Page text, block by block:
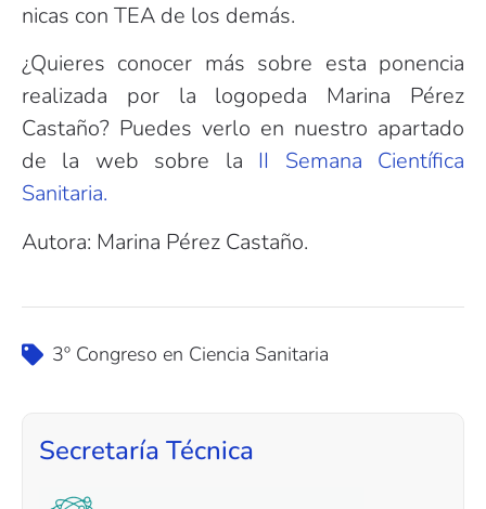
nicas con TEA de los demás.
¿Quieres conocer más sobre esta ponencia
realizada por la logopeda Marina Pérez
Castaño? Puedes verlo en nuestro apartado
de la web sobre la II Semana Científica
Sanitaria.
Autora: Marina Pérez Castaño.
3º Congreso en Ciencia Sanitaria
Secretaría Técnica